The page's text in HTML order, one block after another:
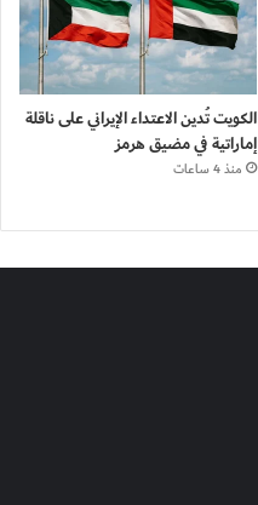
الكويت تُدين الاعتداء الإيراني على ناقلة
إماراتية في مضيق هرمز
منذ 4 ساعات